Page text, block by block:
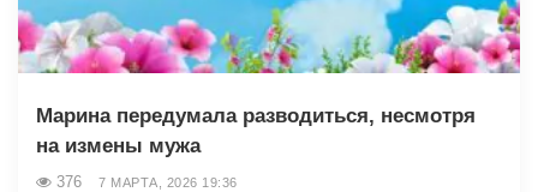
Марина передумала разводиться, несмотря
на измены мужа
376 7 МАРТА, 2026 19:36